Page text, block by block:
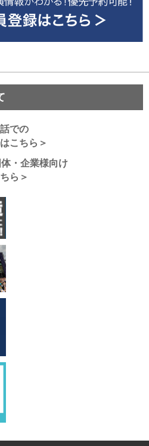
での
こちら＞
・企業様向け
ら＞